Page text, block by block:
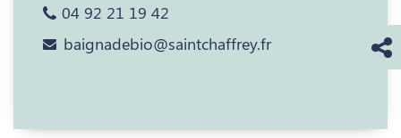
04 92 21 19 42
baignadebio@saintchaffrey.fr